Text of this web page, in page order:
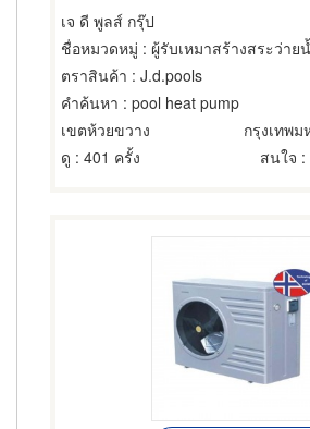
เจ ดี พูลส์ กรุ๊ป
ชื่อหมวดหมู่ : ผู้รับเหมาสร้างสระว่าย
ตราสินค้า : J.d.pools
คำค้นหา : pool heat pump
เขตห้วยขวาง
กรุงเทพ
ดู : 401 ครั้ง สนใจ :